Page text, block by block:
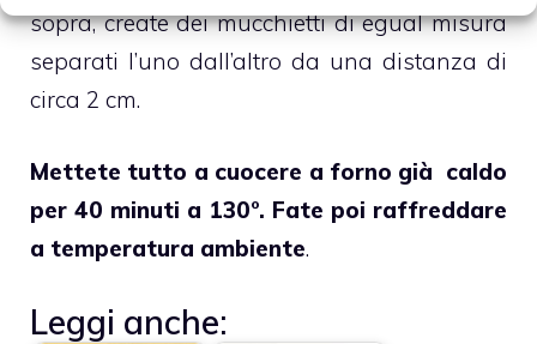
sopra, create dei mucchietti di egual misura
separati l’uno dall’altro da una distanza di
circa 2 cm.
Mettete tutto a cuocere a forno già caldo
per 40 minuti a 130°. Fate poi raffreddare
a temperatura ambiente.
Leggi anche: